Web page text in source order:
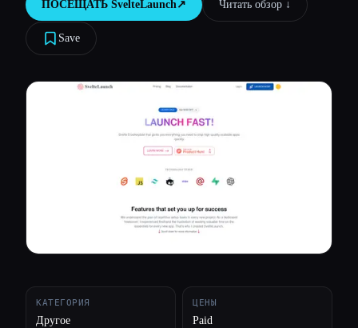
Блог
Сравнить инструменты
ПОСЕЩАТЬ SvelteLaunch↗︎ Читать обзор ↓︎
Save
КАТЕГОРИЯ
Другое
ЦЕНЫ
Paid